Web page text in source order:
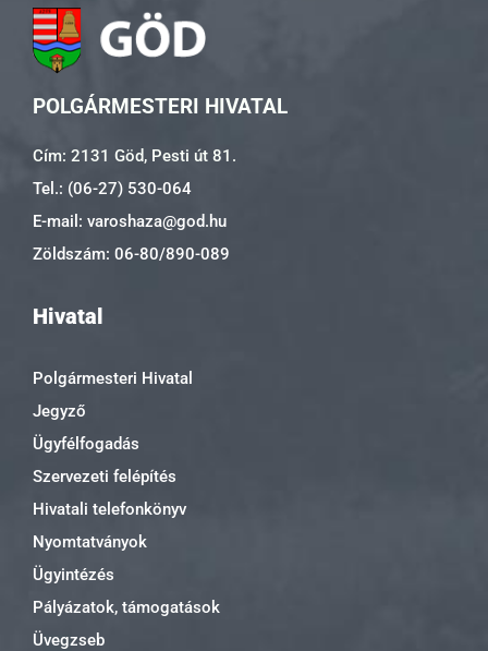
POLGÁRMESTERI HIVATAL
Cím: 2131 Göd, Pesti út 81.
Tel.: (06-27) 530-064
E-mail: varoshaza@god.hu
Zöldszám: 06-80/890-089
Hivatal
Polgármesteri Hivatal
Jegyző
Ügyfélfogadás
Szervezeti felépítés
Hivatali telefonkönyv
Nyomtatványok
Ügyintézés
Pályázatok, támogatások
Üvegzseb